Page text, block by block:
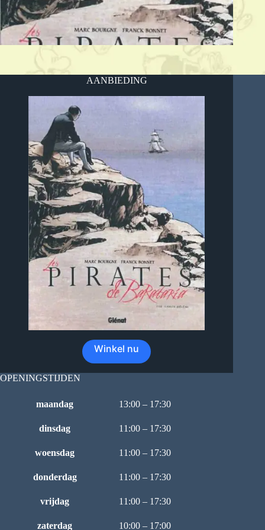
AANBIEDING
Winkel nu
OPENINGSTIJDEN
maandag 13:00 – 17:30
dinsdag 11:00 – 17:30
woensdag 11:00 – 17:30
donderdag 11:00 – 17:30
vrijdag 11:00 – 17:30
zaterdag 10:00 – 17:00